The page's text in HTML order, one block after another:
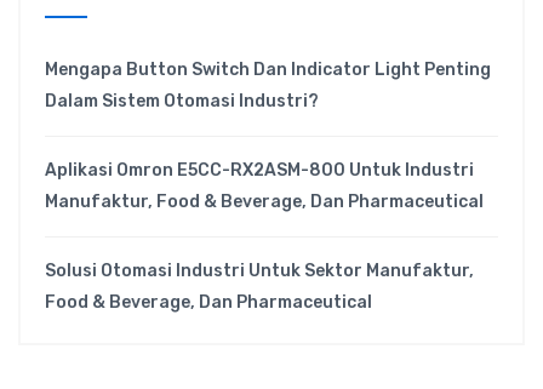
Mengapa Button Switch Dan Indicator Light Penting
Dalam Sistem Otomasi Industri?
Aplikasi Omron E5CC-RX2ASM-800 Untuk Industri
Manufaktur, Food & Beverage, Dan Pharmaceutical
Solusi Otomasi Industri Untuk Sektor Manufaktur,
Food & Beverage, Dan Pharmaceutical